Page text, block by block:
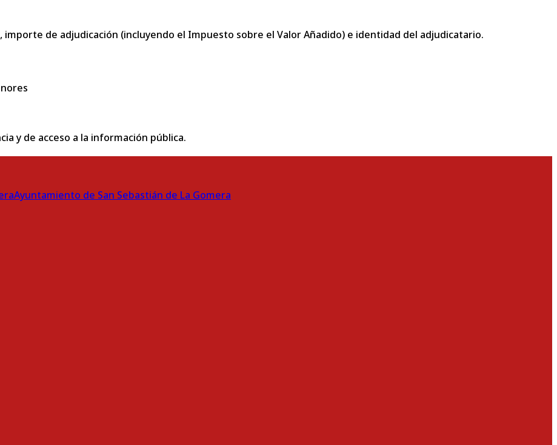
de adjudicación (incluyendo el Impuesto sobre el Valor Añadido) e identidad del adjudicatario.
y de acceso a la información pública.
Ayuntamiento de San Sebastián de La Gomera